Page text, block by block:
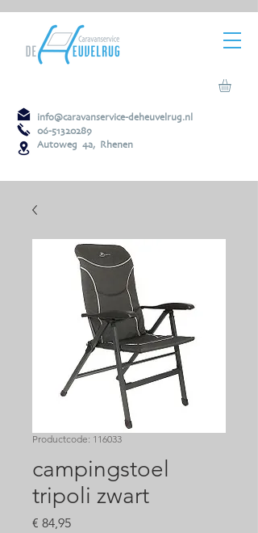
info@caravanservice-deheuvelrug.nl
06-51320289
Autoweg 4a, Rhenen
Productcode: 116033
campingstoel
tripoli zwart
€ 84,95Prijs